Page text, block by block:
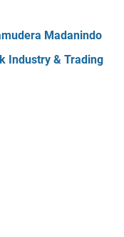
Madanindo
Industry & Trading